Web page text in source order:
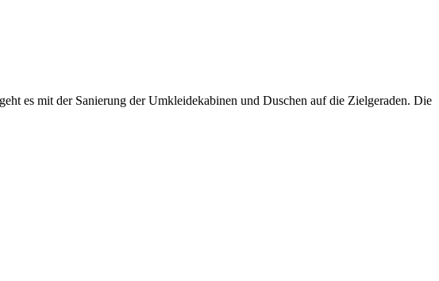
es mit der Sanierung der Umkleidekabinen und Duschen auf die Zielgeraden. Die